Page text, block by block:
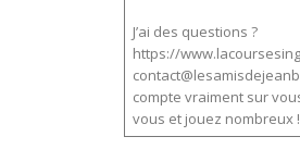
J’ai des questions ?
https://
compte vraiment sur
vous et jouez nombreux